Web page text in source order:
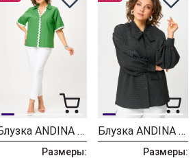
Блузка ANDINA CITY 5037
Размеры:
Блузка ANDINA CITY 5038
Размеры: